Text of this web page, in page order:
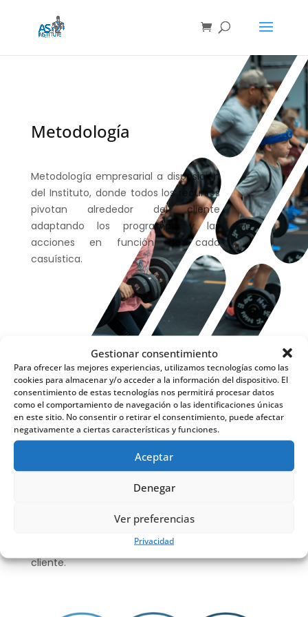
Gestionar consentimiento
Para ofrecer las mejores experiencias, utilizamos tecnologías como las
cookies para almacenar y/o acceder a la información del dispositivo. El
consentimiento de estas tecnologías nos permitirá procesar datos
como el comportamiento de navegación o las identificaciones únicas
en este sitio. No consentir o retirar el consentimiento, puede afectar
negativamente a ciertas características y funciones.
Aceptar
Denegar
Ver preferencias
Privacidad
Metodología
Metodología empresarial a disposición
del Instituto, donde todos los recursos
pivotan alrededor del cliente
adaptando los programas y las
acciones en función de cada
casuística.
Business aplicado a la fuerza
sirve sino que se convierte en un riesgo potencial.
puede ser beneficioso y, sobre todo, cómo y en
qué medida implementar y adaptar los ejercicios
según cada caso, deriva en una mejora
exponencial y visiblemente reconocible para el
cliente.